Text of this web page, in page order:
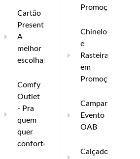
Cartão
Presente:
A
melhor
escolha!
Comfy
Outlet
- Pra
quem
quer
conforto!
Promoção
Chinelos
e
Rasteiras
em
Promoção
Campanha
Evento
OAB
Calçado